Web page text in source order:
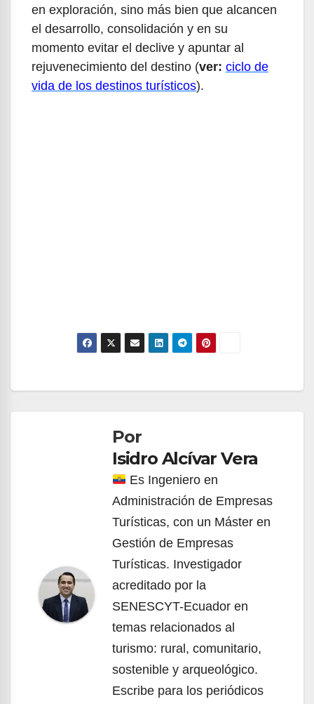
en exploración, sino más bien que alcancen
el desarrollo, consolidación y en su
momento evitar el declive y apuntar al
rejuvenecimiento del destino (ver: ciclo de
vida de los destinos turísticos).
Navegación
entradasPor
Isidro Alcívar Vera
Es Ingeniero en
Administración de Empresas
Turísticas, con un Máster en
Gestión de Empresas
Turísticas. Investigador
acreditado por la
SENESCYT-Ecuador en
temas relacionados al
turismo: rural, comunitario,
sostenible y arqueológico.
Escribe para los periódicos